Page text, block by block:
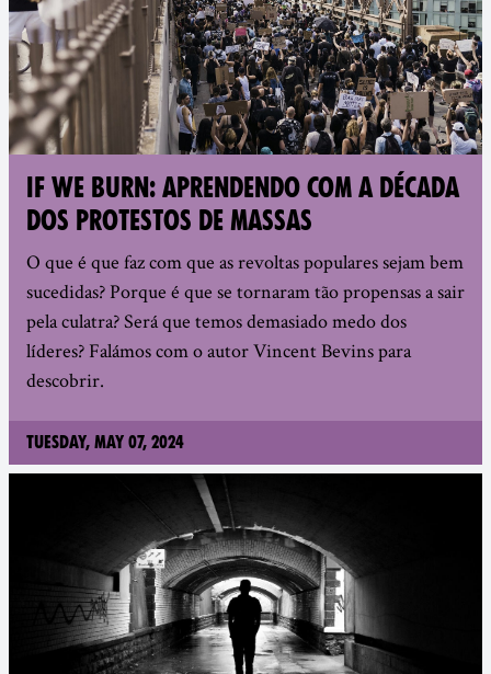
IF WE BURN: APRENDENDO COM A DÉCADA
DOS PROTESTOS DE MASSAS
O que é que faz com que as revoltas populares sejam bem
sucedidas? Porque é que se tornaram tão propensas a sair
pela culatra? Será que temos demasiado medo dos
líderes? Falámos com o autor Vincent Bevins para
descobrir.
Tuesday, May 07, 2024